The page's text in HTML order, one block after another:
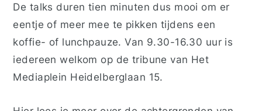
De talks duren tien minuten dus mooi om er
eentje of meer mee te pikken tijdens een
koffie- of lunchpauze. Van 9.30-16.30 uur is
iedereen welkom op de tribune van Het
Mediaplein Heidelberglaan 15.